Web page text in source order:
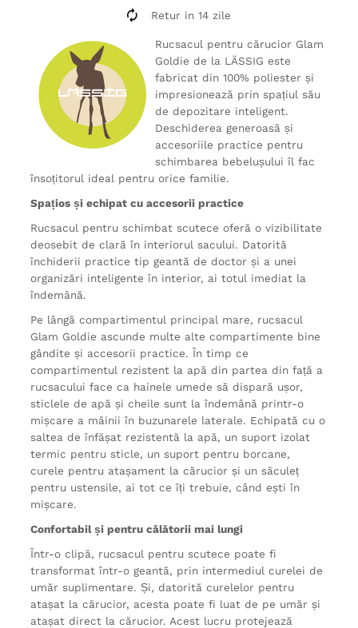
Retur in 14 zile
Rucsacul pentru cărucior Glam
Goldie de la LÄSSIG este
fabricat din 100% poliester și
impresionează prin spațiul său
de depozitare inteligent.
Deschiderea generoasă și
accesoriile practice pentru
schimbarea bebelușului îl fac
însoțitorul ideal pentru orice familie.
Spațios și echipat cu accesorii practice
Rucsacul pentru schimbat scutece oferă o vizibilitate
deosebit de clară în interiorul sacului. Datorită
închiderii practice tip geantă de doctor și a unei
organizări inteligente în interior, ai totul imediat la
îndemână.
Pe lângă compartimentul principal mare, rucsacul
Glam Goldie ascunde multe alte compartimente bine
gândite și accesorii practice. În timp ce
compartimentul rezistent la apă din partea din față a
rucsacului face ca hainele umede să dispară ușor,
sticlele de apă și cheile sunt la îndemână printr-o
mișcare a mâinii în buzunarele laterale. Echipată cu o
saltea de înfășat rezistentă la apă, un suport izolat
termic pentru sticle, un suport pentru borcane,
curele pentru atașament la cărucior și un săculeț
pentru ustensile, ai tot ce îți trebuie, când ești în
mișcare.
Confortabil și pentru călătorii mai lungi
Într-o clipă, rucsacul pentru scutece poate fi
transformat într-o geantă, prin intermediul curelei de
umăr suplimentare. Și, datorită curelelor pentru
atașat la cărucior, acesta poate fi luat de pe umăr și
atașat direct la cărucior. Acest lucru protejează